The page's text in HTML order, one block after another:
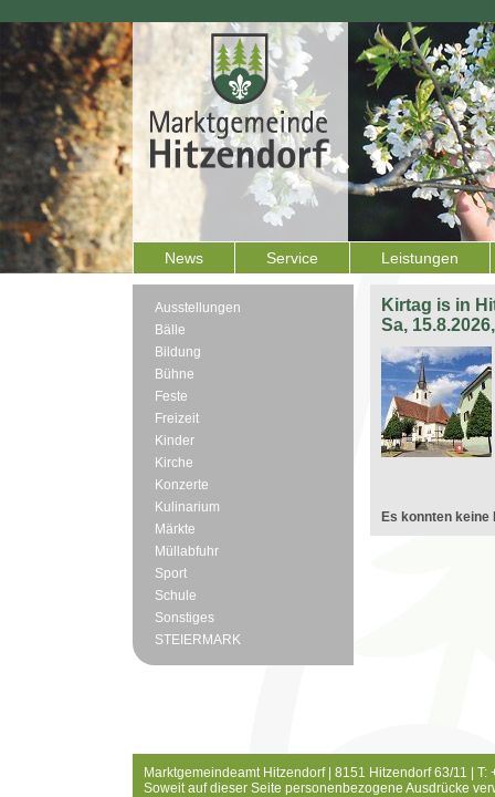
News Service Leistungen
Ausstellungen
Bälle
Bildung
Bühne
Feste
Freizeit
Kinder
Kirche
Konzerte
Kulinarium
Märkte
Müllabfuhr
Sport
Schule
Sonstiges
STEIERMARK
Kirtag is in
Sa,
Es konnten keine
Marktgemeindeamt Hitzendorf | 8151 Hitzendorf 63/11 |
Soweit auf dieser Seite personenbezogene Ausdrücke